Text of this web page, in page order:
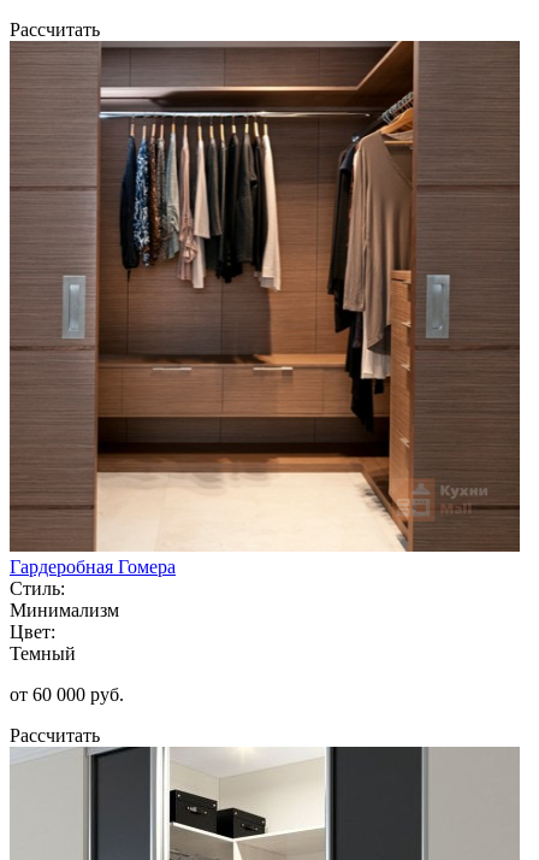
Рассчитать
Гардеробная Гомера
Стиль:
Минимализм
Цвет:
Темный
от 60 000 руб.
Рассчитать